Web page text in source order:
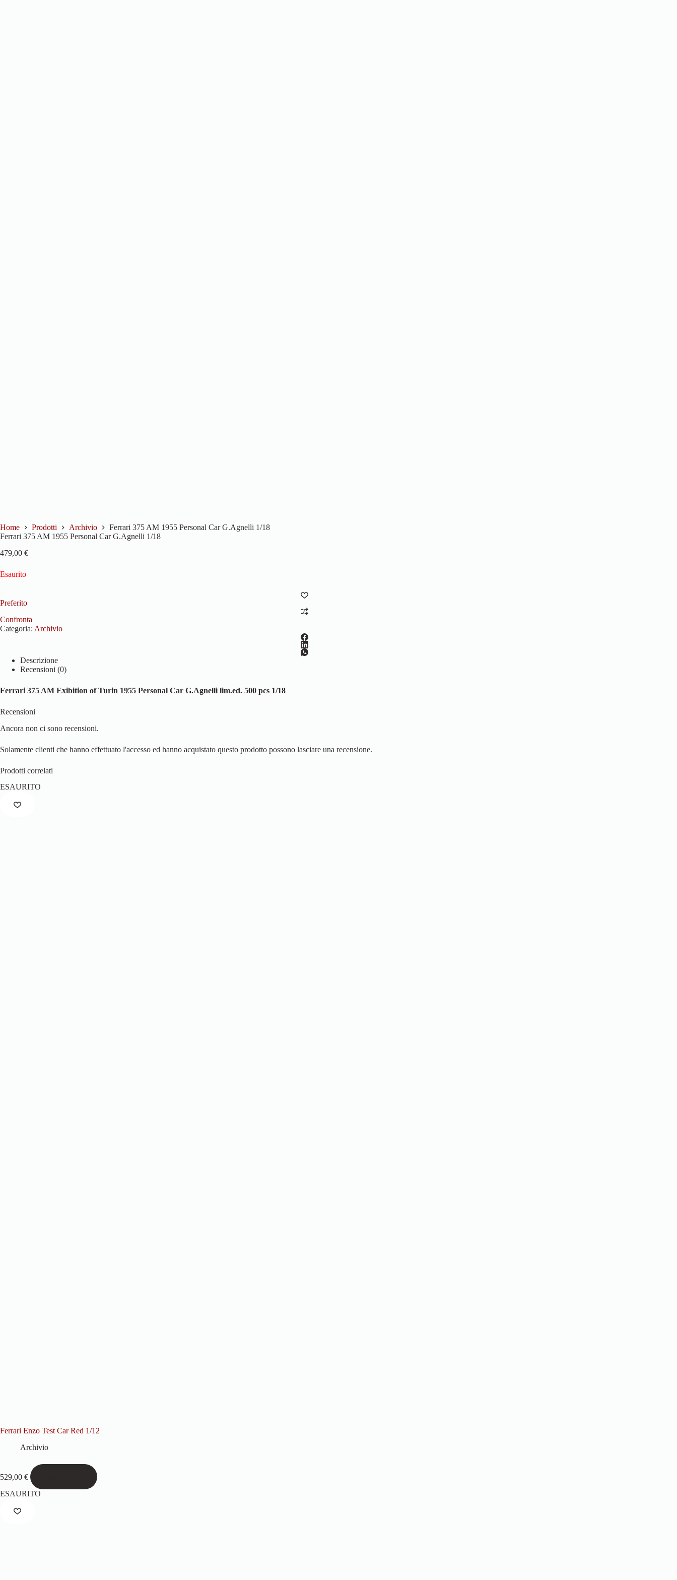
Home Prodotti Archivio
Ferrari 375 AM 1955 Personal Car G.Agnelli 1/18
Ferrari 375 AM 1955 Personal Car G.Agnelli 1/18
479,00 €
Esaurito
Preferito
Confronta
Categoria: Archivio
Descrizione
Recensioni (0)
Ferrari 375 AM Exibition of Turin 1955 Personal Car G.Agnelli lim.ed. 500 pcs 1/18
Recensioni
Ancora non ci sono recensioni.
Solamente clienti che hanno effettuato l'accesso ed hanno acquistato questo prodotto possono lasciare una recensione.
Prodotti correlati
ESAURITO
Ferrari Enzo Test Car Red 1/12
Archivio
529,00 €
ESAURITO